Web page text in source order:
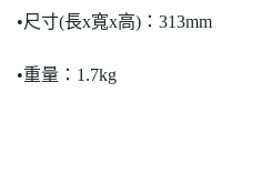
•尺寸(長x寬x高)：313mm
•重量：1.7kg